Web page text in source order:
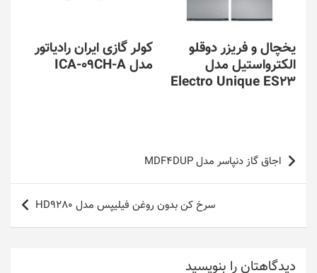
یخچال و فریزر دوقلو
الکترواستیل مدل
Electro Unique ES23
کولر گازی ایران رادیاتور
مدل ICA-09CH-A
راهبری
نوشته
اجاق گاز دنپاسر مدل MDF4DUP
سرخ کن بدون روغن فیلیپس مدل HD9280
دیدگاهتان را بنویسید